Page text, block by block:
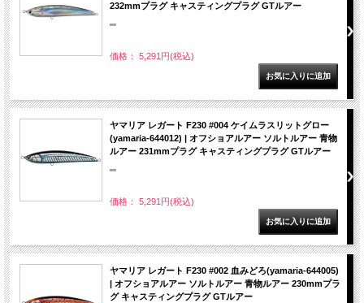
232mmプラグ キャスティングプラグ GTルアー
""
価格： 5,291円(税込)
ヤマリア レガート F230 #004 ケイムラスリットグロー
(yamaria-644012) | オフショアルアー ソルトルアー 青物
ルアー 231mmプラグ キャスティングプラグ GTルアー
""
価格： 5,291円(税込)
ヤマリア レガート F230 #002 血みどろ(yamaria-644005)
| オフショアルアー ソルトルアー 青物ルアー 230mmプラ
グ キャスティングプラグ GTルアー